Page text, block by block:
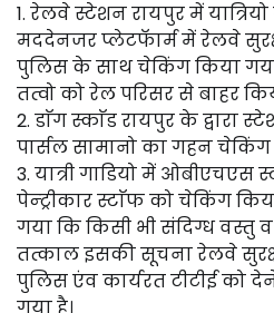
1. रेलवे स्टेशन रायपुर में
मददेनजर प्लेटफॅार्म में रेलवे
पुलिस के साथ चेकिंग किया
तत्वो को रेल परिसर से बाहर
2. डाॅग स्काॅड रायपुर के द्वारा
पार्सल सामानो का गहन चेकिंग
3. यात्री गाडियो में ओबीएचएस
पेन्ट्रीकार स्टाॅफ को चेकिंग
गया कि किसी भी संदिग्ध वस्तु
तत्काल इसकी सूचना रेलवे
पुलिस एंव कार्यरत टीटीई को